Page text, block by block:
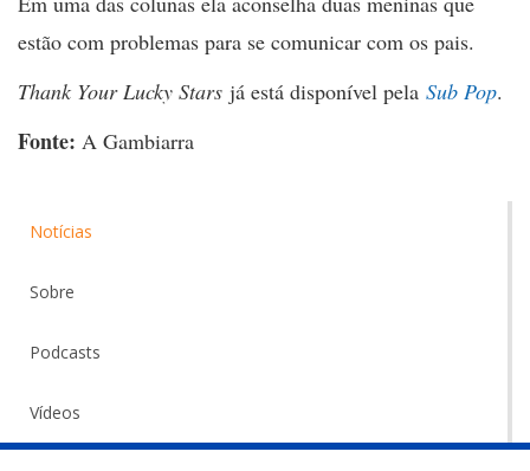
estão com problemas para se comunicar com os pais.
Thank Your Lucky Stars já está disponível pela Sub Pop.
Fonte: A Gambiarra
Notícias
Sobre
Podcasts
Vídeos